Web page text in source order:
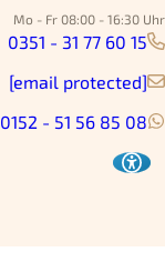
Mo - Fr 08:00 - 16:30 Uhr
0351 - 31 77 60 15
[email protected]
0152 - 51 56 85 08